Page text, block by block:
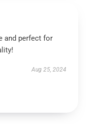
and perfect for
Aug 25, 2024